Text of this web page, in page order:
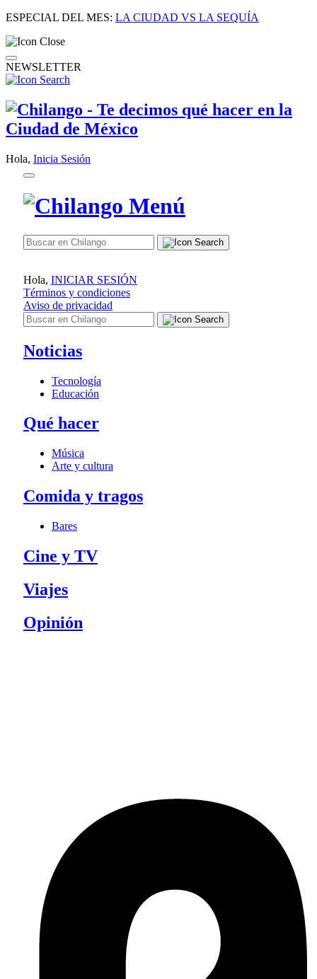
ESPECIAL DEL MES: LA CIUDAD VS LA SEQUÍA
NEWSLETTER
Hola, Inicia Sesión
Hola, INICIAR SESIÓN
Términos y condiciones
Aviso de privacidad
Noticias
Tecnología
Educación
Qué hacer
Música
Arte y cultura
Comida y tragos
Bares
Cine y TV
Viajes
Opinión